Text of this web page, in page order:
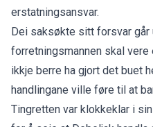
erstatningsansvar.
Dei saksøkte sitt forsvar går
forretningsmannen skal
ikkje berre ha gjort det buet
handlingane ville føre til at
Tingretten var klokkeklar i